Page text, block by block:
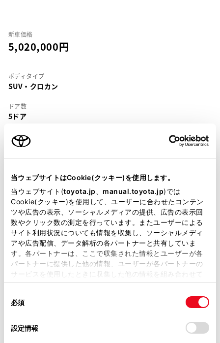
当ウェブサイトはCookie(クッキー)を使用します。
当ウェブサイト(toyota.jp manual.toyota.jp)では
Cookie(クッキー)を使用して、ユーザーに合わせたコンテン
ツや広告の表示、ソーシャルメディアの提供、広告の表示回
数やクリック数の測定を行っています。またユーザーによる
サイト利用状況についても情報を収集し、ソーシャルメディ
アや広告配信、データ解析の各パートナーと共有していま
す。各パートナーは、ここで収集された情報とユーザーが各
パートナーに提供した他の情報、ユーザーが各パートナーの
サービスを使用したときに収集した他の情報を組み合わせて
使用することがあります。当ウェブサイトの使用を続行する
デバイスにすべてのCookie(クッキー)が保存されることに同
意したことになります。Cookie(クッキー)のオプトアウト、
必須
設定情報
新車価格
5,020,000
ボディタイプ
SUV・クロカン
ドア数
5ドア
乗車定員
5名
DBA-GGL15W
全長 ×全幅 × 全高
4770×1885×1690mm
ホイールベース ※1
2740mm
トレッド前／後
1630/1625mm
1950kg